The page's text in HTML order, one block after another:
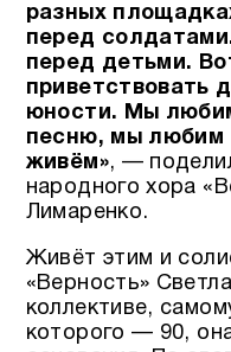
разных
перед
перед детьми.
приветствовать
юности. Мы
песню, мы любим
живём», —
народного хора
Лимаренко.
Живёт этим и
«Верность»
коллективе,
которого — 90,